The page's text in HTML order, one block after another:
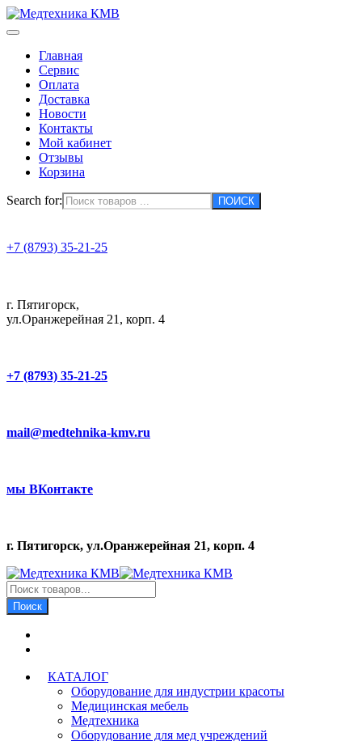
Главная
Сервис
Оплата
Доставка
Новости
Контакты
Мой кабинет
Отзывы
Корзина
Search for:
+7 (8793) 35-21-25
г. Пятигорск,
ул.Оранжерейная 21, корп. 4
+7 (8793) 35-21-25
mail@medtehnika-kmv.ru
мы ВКонтакте
г. Пятигорск, ул.Оранжерейная 21, корп. 4
Поиск
товаров
Поиск
КАТАЛОГ
Оборудование для индустрии красоты
Медицинская мебель
Медтехника
Оборудование для мед учреждений